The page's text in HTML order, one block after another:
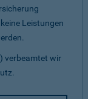
Leistungen
verbeamtet wir